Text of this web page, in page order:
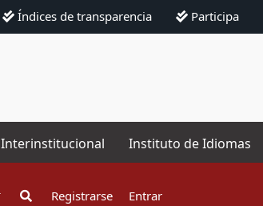
Índices de transparencia Participa
Interinstitucional Instituto de Idiomas
Registrarse Entrar